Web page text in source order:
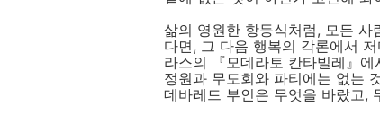
삶의 영원한 항등식처럼, 모든
다면, 그 다음 행복의 각론에서
라스의 『모데라토 칸타빌레』
정원과 무도회와 파티에는 없는
데바레드 부인은 무엇을 바랐고,